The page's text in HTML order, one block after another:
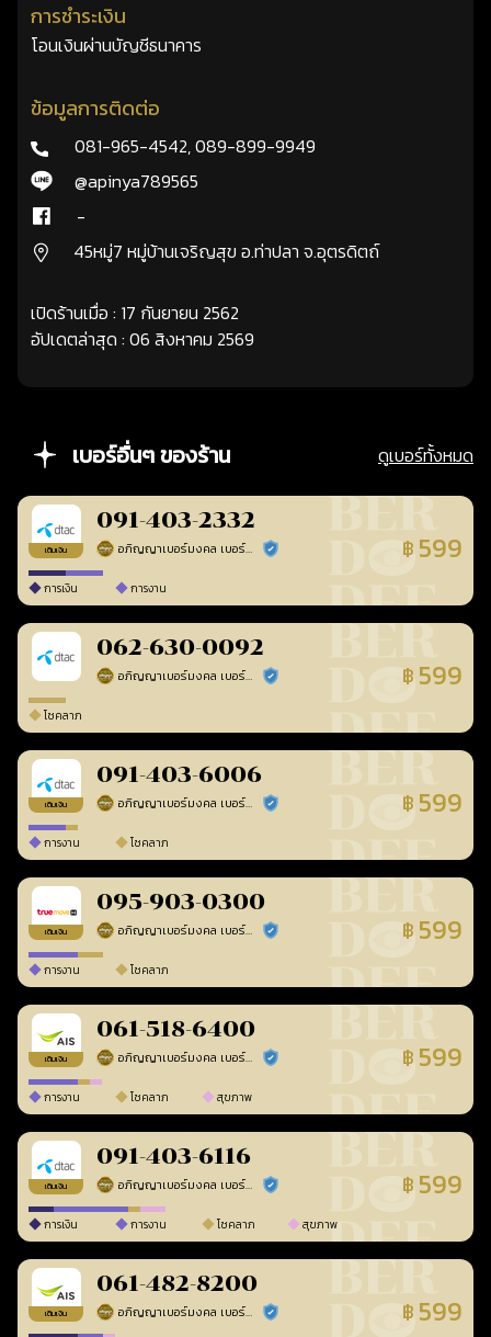
การชำระเงิน
โอนเงินผ่านบัญชีธนาคาร
ข้อมูลการติดต่อ
081-965-4542,089-899-9949
@apinya789565
-
45หมู่7 หมู่บ้านเจริญสุข อ.ท่าปลา จ.อุตรดิตถ์
เปิดร้านเมื่อ : 17 กันยายน 2562
อัปเดตล่าสุด : 06 สิงหาคม 2569
เบอร์อื่นๆ ของร้าน ดูเบอร์ทั้งหมด
เติมเงิน
091-403-2332
อภิญญาเบอร์มงคล เบอร์สวยเลขศาสตร์ ร้านยืนยันแล้ว ฿ 599
การเงิน การงาน
062-630-0092
อภิญญาเบอร์มงคล เบอร์สวยเลขศาสตร์ ร้านยืนยันแล้ว ฿ 599
โชคลาภ
เติมเงิน
091-403-6006
อภิญญาเบอร์มงคล เบอร์สวยเลขศาสตร์ ร้านยืนยันแล้ว ฿ 599
การงาน โชคลาภ
เติมเงิน
095-903-0300
อภิญญาเบอร์มงคล เบอร์สวยเลขศาสตร์ ร้านยืนยันแล้ว ฿ 599
การงาน โชคลาภ
เติมเงิน
061-518-6400
อภิญญาเบอร์มงคล เบอร์สวยเลขศาสตร์ ร้านยืนยันแล้ว ฿ 599
การงาน โชคลาภ สุขภาพ
เติมเงิน
091-403-6116
อภิญญาเบอร์มงคล เบอร์สวยเลขศาสตร์ ร้านยืนยันแล้ว ฿ 599
การเงิน การงาน โชคลาภ สุขภาพ
เติมเงิน
061-482-8200
อภิญญาเบอร์มงคล เบอร์สวยเลขศาสตร์ ร้านยืนยันแล้ว ฿ 599